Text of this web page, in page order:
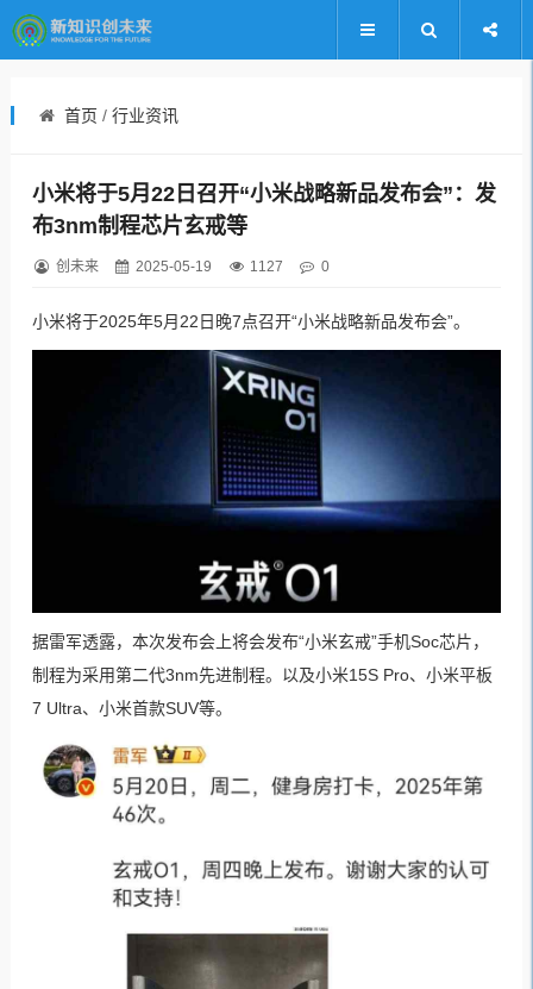
首页 / 行业资讯
小米将于5月22日召开“小米战略新品发布会”：发
布3nm制程芯片玄戒等
创未来 2025-05-19 1127 0
小米将于2025年5月22日晚7点召开“小米战略新品发布会”。
据雷军透露，本次发布会上将会发布“小米玄戒”手机Soc芯片，
制程为采用第二代3nm先进制程。以及小米15S Pro、小米平板
7 Ultra、小米首款SUV等。